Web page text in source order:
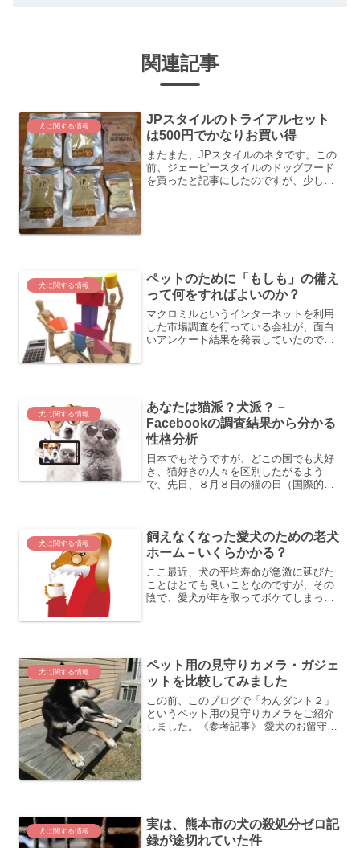
関連記事
犬に関する情報
JPスタイルのトライアルセット
は500円でかなりお買い得
またまた、JPスタイルのネタです。この
前、ジェーピースタイルのドッグフード
を買ったと記事にしたのですが、少し前
犬に関する情報
ペットのために「もしも」の備え
って何をすればよいのか？
マクロミルというインターネットを利用
した市場調査を行っている会社が、面白
いアンケート結果を発表していたので、
犬に関する情報
あなたは猫派？犬派？－
Facebookの調査結果から分かる
性格分析
日本でもそうですが、どこの国でも犬好
き、猫好きの人々を区別したがるよう
で、先日、８月８日の猫の日（国際的に
調査》 Cat ...
犬に関する情報
飼えなくなった愛犬のための老犬
ホーム－いくらかかる？
ここ最近、犬の平均寿命が急激に延びた
ことはとても良いことなのですが、その
陰で、愛犬が年を取ってボケてしまった
犬に関する情報
ペット用の見守りカメラ・ガジェ
ットを比較してみました
この前、このブログで「わんダント２」
というペット用の見守りカメラをご紹介
しました。《参考記事》 愛犬のお留守番
犬に関する情報
実は、熊本市の犬の殺処分ゼロ記
録が途切れていた件